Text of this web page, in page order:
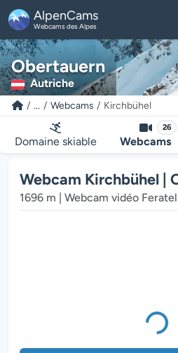
AlpenCams
Webcams des Alpes
Obertauern
Autriche
... Webcams Kirchbühel
Domaine skiable
26
Webcams
Webcam Kirchbühel |
1696 m | Webcam vidéo
Le lecteur multimédia de la webcam charge...